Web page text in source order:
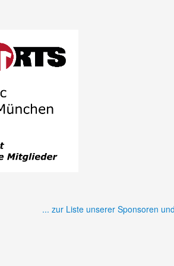
... zur Liste unserer Sponsoren